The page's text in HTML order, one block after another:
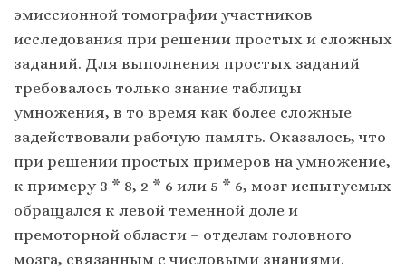
эмиссионной томографии участников
исследования при решении простых и сложных
заданий. Для выполнения простых заданий
требовалось только знание таблицы
умножения, в то время как более сложные
задействовали рабочую память. Оказалось, что
при решении простых примеров на умножение,
к примеру 3 * 8, 2 * 6 или 5 * 6, мозг испытуемых
обращался к левой теменной доле и
премоторной области – отделам головного
мозга, связанным с числовыми знаниями.